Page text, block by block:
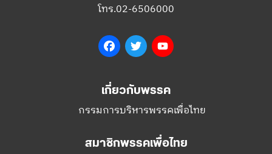
โทร.02-6506000
FacebookTwitter
เกี่ยวกับพรรค
กรรมการบริหารพรรคเพื่อไทย
สมาชิกพรรคเพื่อไทย